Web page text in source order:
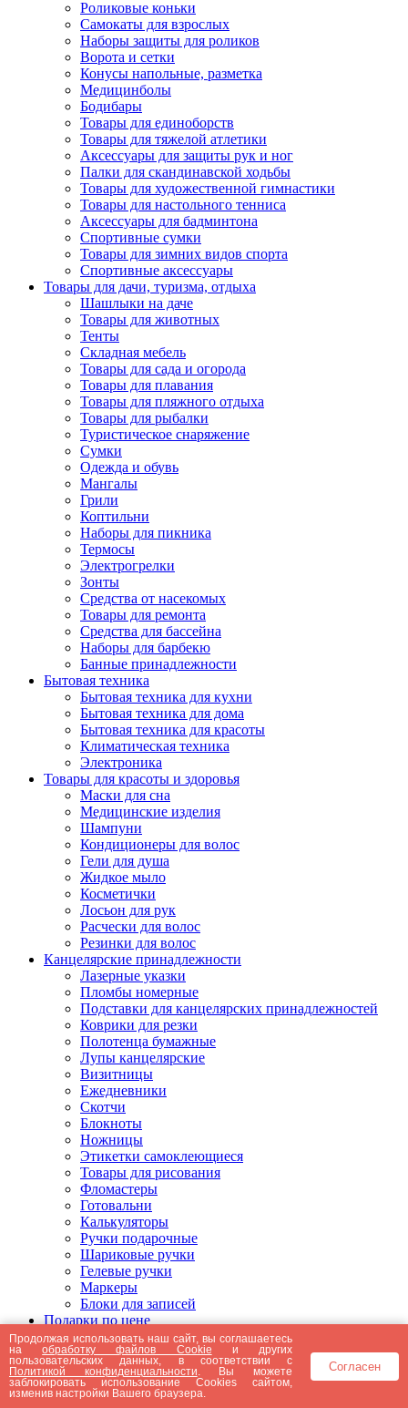
Роликовые коньки
Самокаты для взрослых
Наборы защиты для роликов
Ворота и сетки
Конусы напольные, разметка
Медицинболы
Бодибары
Товары для единоборств
Товары для тяжелой атлетики
Аксессуары для защиты рук и ног
Палки для скандинавской ходьбы
Товары для художественной гимнастики
Товары для настольного тенниса
Аксессуары для бадминтона
Спортивные сумки
Товары для зимних видов спорта
Спортивные аксессуары
Товары для дачи, туризма, отдыха
Шашлыки на даче
Товары для животных
Тенты
Складная мебель
Товары для сада и огорода
Товары для плавания
Товары для пляжного отдыха
Товары для рыбалки
Туристическое снаряжение
Сумки
Одежда и обувь
Мангалы
Грили
Коптильни
Наборы для пикника
Термосы
Электрогрелки
Зонты
Средства от насекомых
Товары для ремонта
Средства для бассейна
Наборы для барбекю
Банные принадлежности
Бытовая техника
Бытовая техника для кухни
Бытовая техника для дома
Бытовая техника для красоты
Климатическая техника
Электроника
Товары для красоты и здоровья
Маски для сна
Медицинские изделия
Шампуни
Кондиционеры для волос
Гели для душа
Жидкое мыло
Косметички
Лосьон для рук
Расчески для волос
Резинки для волос
Канцелярские принадлежности
Лазерные указки
Пломбы номерные
Подставки для канцелярских принадлежностей
Коврики для резки
Полотенца бумажные
Лупы канцелярские
Визитницы
Ежедневники
Скотчи
Блокноты
Ножницы
Этикетки самоклеющиеся
Товары для рисования
Фломастеры
Готовальни
Калькуляторы
Ручки подарочные
Шариковые ручки
Гелевые ручки
Маркеры
Блоки для записей
Подарки по цене
Подарки от 5000 рублей
Подарки до 5000 рублей
Подарки до 3000 рублей
Подарки до 2000 рублей
Подарки до 1000 рублей
Продолжая использовать наш сайт, вы соглашаетесь
наобработку файлов Cookie и других
пользовательских данных, в соответствии с
Политикой конфиденциальности . Вы можете
заблокировать использование Cookies сайтом,
изменив настройки Вашего браузера.
Согласен